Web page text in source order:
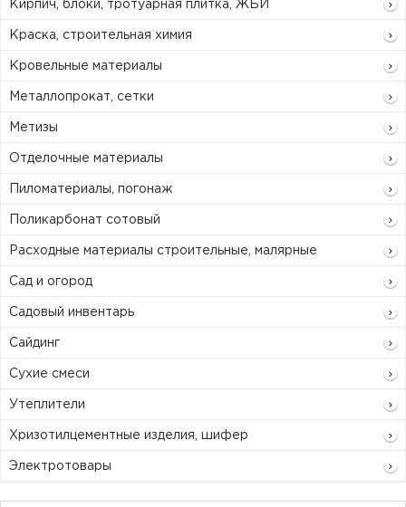
Кирпич, блоки, тротуарная плитка, ЖБИ
Краска, строительная химия
Кровельные материалы
Металлопрокат, сетки
Метизы
Отделочные материалы
Пиломатериалы, погонаж
Поликарбонат сотовый
Расходные материалы строительные, малярные
Сад и огород
Садовый инвентарь
Сайдинг
Сухие смеси
Утеплители
Хризотилцементные изделия, шифер
Электротовары